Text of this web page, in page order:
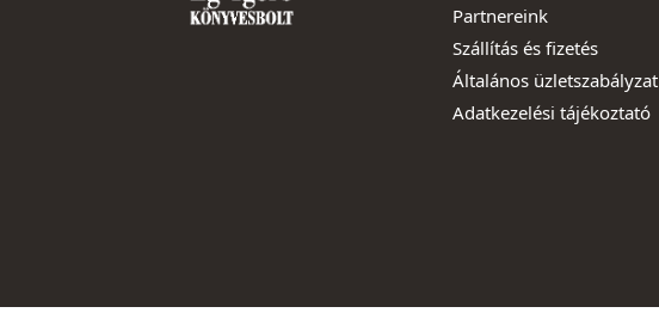
Partnereink
Szállítás és fizetés
Általános üzletszabályzat
Adatkezelési tájékoztató